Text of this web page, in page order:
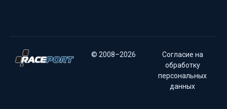
© 2008–2026
Согласие на
обработку
персональных
данных